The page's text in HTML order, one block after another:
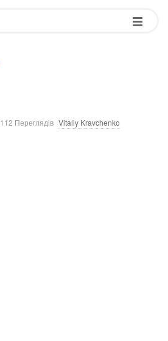
112 Переглядів Vitaliy Kravchenko